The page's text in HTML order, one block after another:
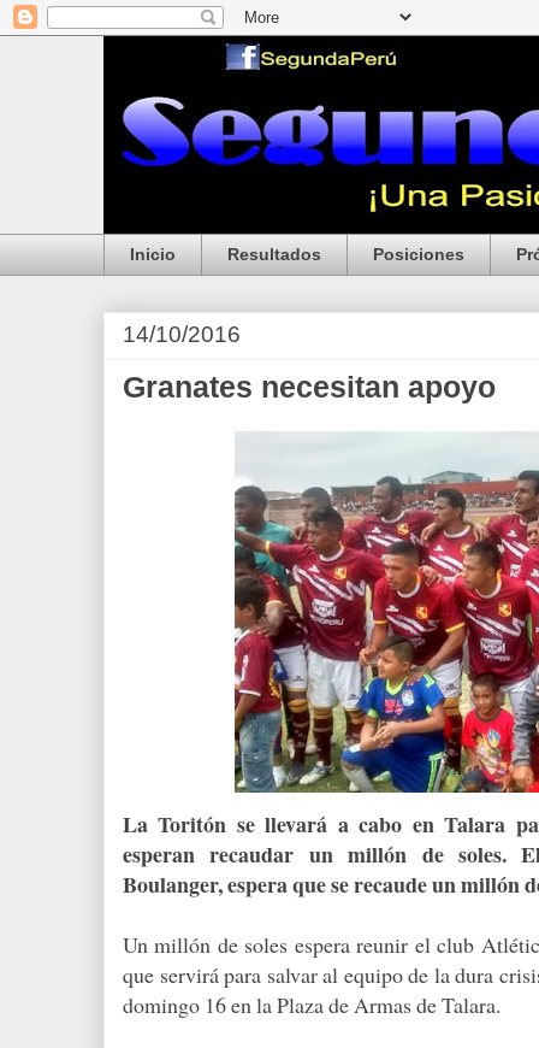
Inicio Resultados Posiciones
14/10/2016
Granates necesitan apoyo
La Toritón se llevará a cabo en Talara
esperan recaudar un millón de soles.
Boulanger, espera que se recaude un millón
Un millón de soles espera reunir el club
que servirá para salvar al equipo de la dura
domingo 16 en la Plaza de Armas de Talara.